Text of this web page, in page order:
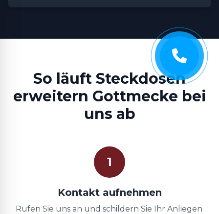
So läuft Steckdosen
erweitern Gottmecke bei
uns ab
1
Kontakt aufnehmen
Rufen Sie uns an und schildern Sie Ihr Anliegen.